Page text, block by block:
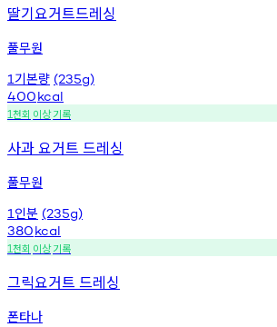
딸기요거트드레싱
풀무원
1 기본량 (235g)
400kcal
1천회 이상기록
사과 요거트 드레싱
풀무원
1 인분 (235g)
380kcal
1천회 이상기록
그릭요거트 드레싱
폰타나